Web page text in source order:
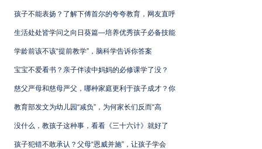
孩子不能表扬？了解下傅首尔的夸夸教育，网友直呼
生活处处皆学问之向日葵篇—培养优秀孩子必备技能
学龄前该不该“提前教学”，脑科学告诉你答案
宝宝不爱看书？亲子伴读中妈妈的必修课学了没？
慈父严母和慈母严父，哪种家庭更利于孩子成才？你
教育部发文为幼儿园“减负”，为何家长们反而“高
没什么，教孩子这种事，看看《三十六计》就好了
孩子犯错不敢承认？父母“恩威并施”，让孩子学会